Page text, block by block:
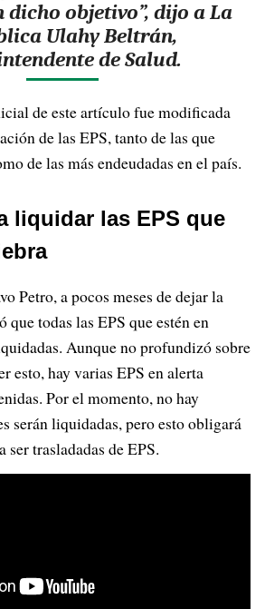
objetivo”, dijo a La
Ulahy Beltrán,
de Salud.
de este artículo fue modificada
de las EPS, tanto de las que
de las más endeudadas en el país.
liquidar las EPS que
Petro, a pocos meses de dejar la
que todas las EPS que estén en
Aunque no profundizó sobre
esto, hay varias EPS en alerta
Por el momento, no hay
serán liquidadas, pero esto obligará
ser trasladadas de EPS.